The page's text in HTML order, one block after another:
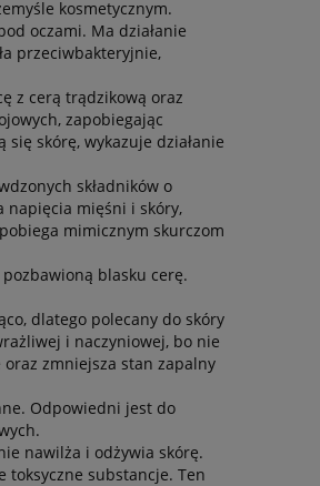
kosmetycznym.
oczami. Ma działanie
przeciwbakteryjnie,
z cerą trądzikową oraz
zapobiegając
skórę, wykazuje działanie
składników o
napięcia mięśni i skóry,
mimicznym skurczom
blasku cerę.
dlatego polecany do skóry
i naczyniowej, bo nie
oraz zmniejsza stan zapalny
Odpowiedni jest do
nawilża i odżywia skórę.
substancje. Ten